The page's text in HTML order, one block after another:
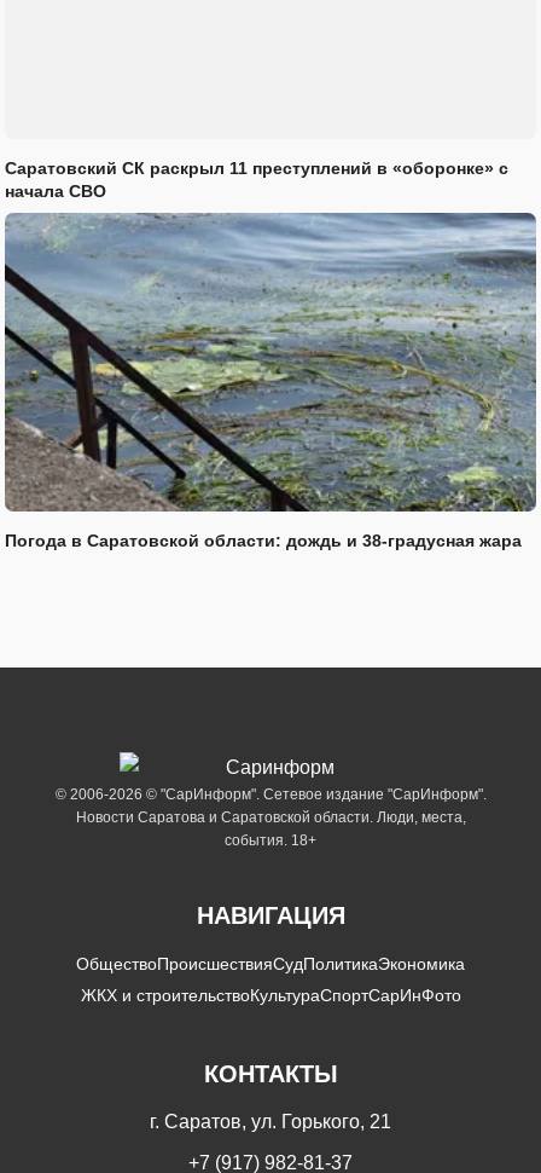
Саратовский СК раскрыл 11 преступлений в «оборонке» с
начала СВО
Погода в Саратовской области: дождь и 38-градусная жара
© 2006-2026 © "СарИнформ". Сетевое издание "СарИнформ".
Новости Саратова и Саратовской области. Люди, места,
события. 18+
НАВИГАЦИЯ
ОбществоПроисшествияСудПолитикаЭкономика
ЖКХ и строительствоКультураСпортСарИнФото
КОНТАКТЫ
г. Саратов, ул. Горького, 21
+7 (917) 982-81-37